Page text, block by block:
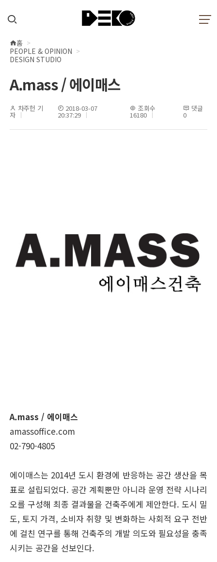
현
재
치
홈
PEOPLE & OPINION
DESIGN STUDIO
A.mass / 에이매스
차주헌 기
자
2018-03-07
20:37:29
조회수
16180
댓글
0
A.mass / 에이매스
amassoffice.com
02-790-4805
에이매스는 2014년 도시 환경에 반응하는 공간 생산을 목
표로 설립되었다. 공간 계획뿐만 아니라 운영 전략 시나리
오를 구성해 최종 결과물을 건축주에게 제안한다. 도시 밀
도, 토지 가격, 소비자 취향 및 변화하는 사회적 요구 전반
에 걸친 연구를 통해 건축주의 개발 의도와 필요성을 충족
시키는 공간을 선보인다.